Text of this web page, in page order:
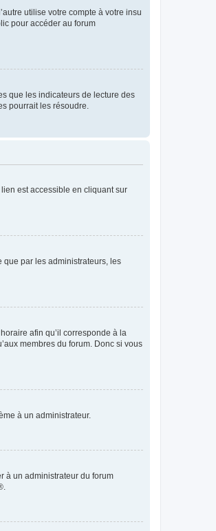
utilise votre compte à votre insu
pour accéder au forum
que les indicateurs de lecture des
pourrait les résoudre.
est accessible en cliquant sur
que par les administrateurs, les
afin qu’il corresponde à la
membres du forum. Donc si vous
à un administrateur.
à un administrateur du forum